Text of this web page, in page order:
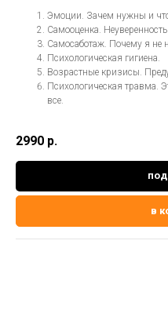
Эмоции. Зачем нужны и
Самооценка.
Самосаботаж. Почему я не
Психологическая гигиена.
Возрастные кризисы.
Психологическая травма.
все.
2990 р.
в